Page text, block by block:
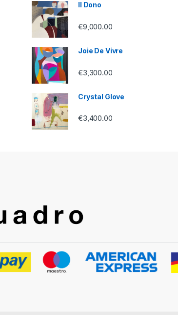
Il Dono
€9,000.00
Joie De Vivre
€3,300.00
Crystal Glove
€3,400.00